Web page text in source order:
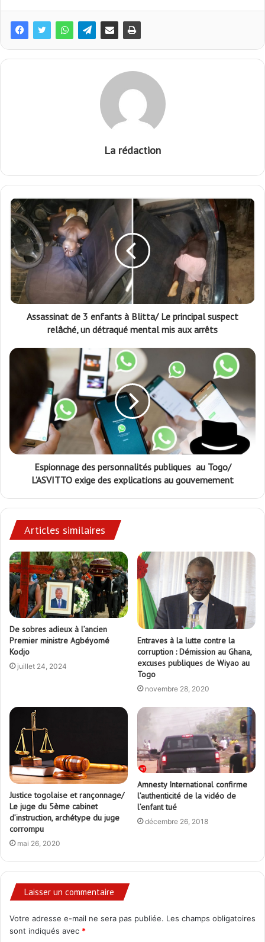
La rédaction
Assassinat de 3 enfants à Blitta/ Le principal suspect
relâché, un détraqué mental mis aux arrêts
Espionnage des personnalités publiques au Togo/
L’ASVITTO exige des explications au gouvernement
Articles similaires
De sobres adieux à l’ancien
Premier ministre Agbéyomé
Kodjo
juillet 24, 2024
Entraves à la lutte contre la
corruption : Démission au Ghana,
excuses publiques de Wiyao au
Togo
novembre 28, 2020
Justice togolaise et rançonnage/
Le juge du 5ème cabinet
d’instruction, archétype du juge
corrompu
mai 26, 2020
Amnesty International confirme
l’authenticité de la vidéo de
l’enfant tué
décembre 26, 2018
Laisser un commentaire
Votre adresse e-mail ne sera pas publiée. Les champs obligatoires
sont indiqués avec *